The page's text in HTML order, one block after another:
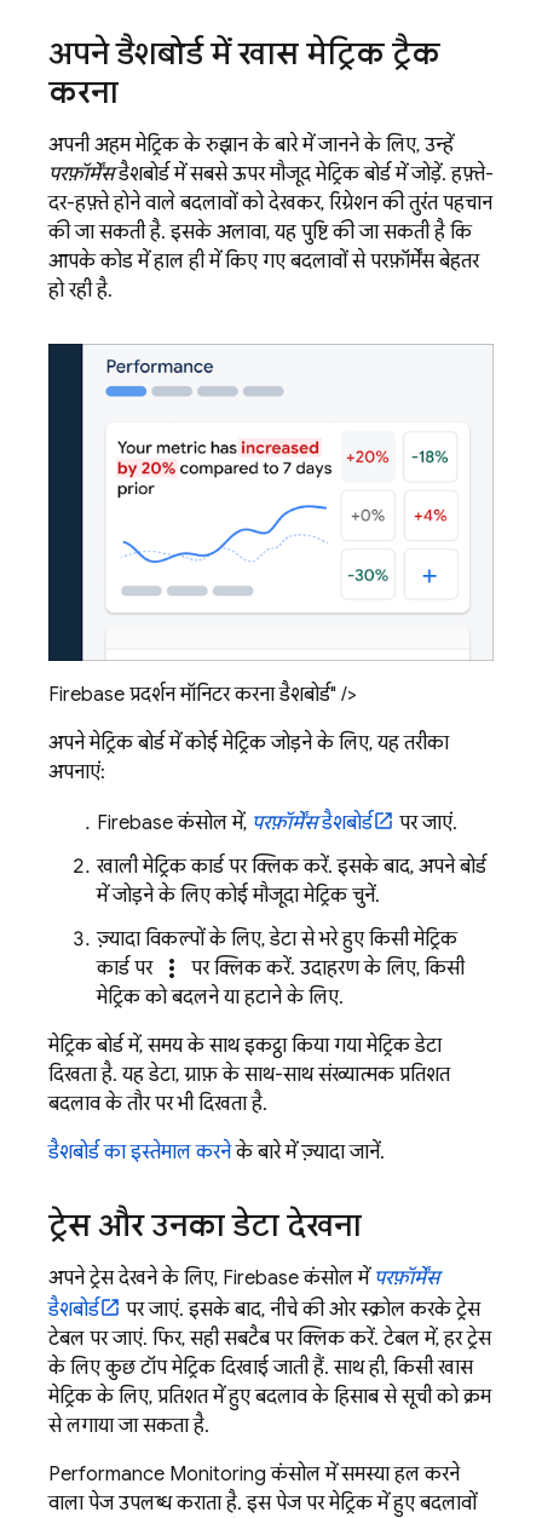
अपने डैशबोर्ड में खास मेट्रिक ट्रैक
करना
अपनी अहम मेट्रिक के रुझान के बारे में जानने के लिए, उन्हें
परफ़ॉर्मेंसडैशबोर्ड में सबसे ऊपर मौजूद मेट्रिक बोर्ड में जोड़ें. हफ़्ते-
दर-हफ़्ते होने वाले बदलावों को देखकर, रिग्रेशन की तुरंत पहचान
की जा सकती है. इसके अलावा, यह पुष्टि की जा सकती है कि
आपके कोड में हाल ही में किए गए बदलावों से परफ़ॉर्मेंस बेहतर
हो रही है.
Firebase प्रदर्शन मॉनिटर करना डैशबोर्ड" />
अपने मेट्रिक बोर्ड में कोई मेट्रिक जोड़ने के लिए, यह तरीका
अपनाएं:
Firebaseकंसोल में, परफ़ॉर्मेंसडैशबोर्ड
पर जाएं.
खाली मेट्रिक कार्ड पर क्लिक करें. इसके बाद, अपने बोर्ड
में जोड़ने के लिए कोई मौजूदा मेट्रिक चुनें.
ज़्यादा विकल्पों के लिए, डेटा से भरे हुए किसी मेट्रिक
कार्ड पर
more_vert
पर क्लिक करें. उदाहरण के लिए, किसी
मेट्रिक को बदलने या हटाने के लिए.
मेट्रिक बोर्ड में, समय के साथ इकट्ठा किया गया मेट्रिक डेटा
दिखता है. यह डेटा, ग्राफ़ के साथ-साथ संख्यात्मक प्रतिशत
बदलाव के तौर पर भी दिखता है.
डैशबोर्ड का इस्तेमाल करनेके बारे में ज़्यादा जानें.
ट्रेस और उनका डेटा देखना
अपने ट्रेस देखने के लिए, Firebaseकंसोल में परफ़ॉर्मेंस
डैशबोर्ड
पर जाएं. इसके बाद, नीचे की ओर स्क्रोल करके ट्रेस
टेबल पर जाएं. फिर, सही सबटैब पर क्लिक करें. टेबल में, हर ट्रेस
के लिए कुछ टॉप मेट्रिक दिखाई जाती हैं. साथ ही, किसी खास
मेट्रिक के लिए, प्रतिशत में हुए बदलाव के हिसाब से सूची को क्रम
से लगाया जा सकता है.
Performance Monitoring कंसोल में समस्या हल करने
वाला पेज उपलब्ध कराता है. इस पेज पर मेट्रिक में हुए बदलावों